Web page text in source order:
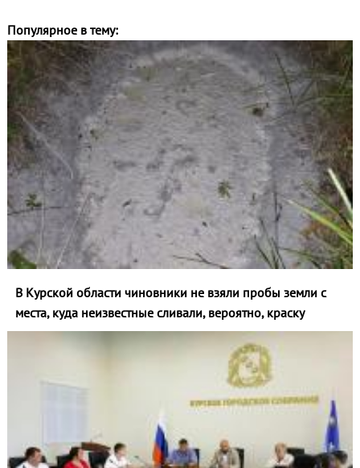
Популярное в тему:
В Курской области чиновники не взяли пробы земли с
места, куда неизвестные сливали, вероятно, краску